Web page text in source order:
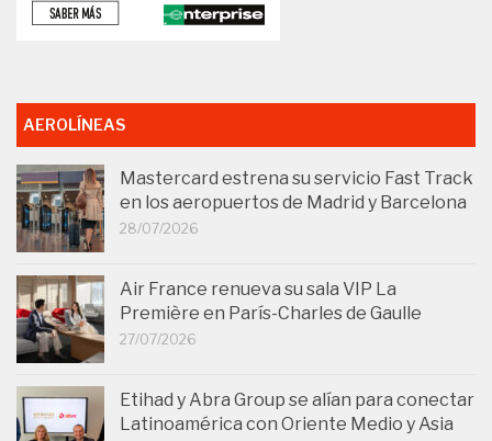
AEROLÍNEAS
Mastercard estrena su servicio Fast Track
en los aeropuertos de Madrid y Barcelona
28/07/2026
Air France renueva su sala VIP La
Première en París-Charles de Gaulle
27/07/2026
Etihad y Abra Group se alían para conectar
Latinoamérica con Oriente Medio y Asia